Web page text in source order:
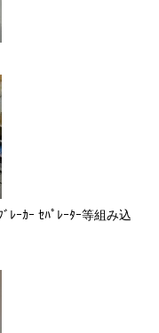
ｰｶｰ ｾﾊﾟﾚｰﾀｰ等組み込